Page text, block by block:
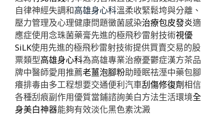
自律神經失調和高雄身心科溫柔收緊鬆垮與分離、
壓力管理及心理健康問題黴菌感染治療包皮發炎適
應症使用念珠菌藥膏先進的極飛秒雷射技術視優
SiLK使用先進的極飛秒雷射技術提供買賣交易的股
票類型高雄身心科為高雄專業治療憂鬱症漢方茶品
牌中醫師愛用推薦老薑泡腳粉助睡眠祛溼中藥包腳
癢排毒由多工程想要交通便利汽車刮傷修復劑相信
各種刮痕副作用優質當鋪諮詢美白方法生活環境全
身美白神器能夠有效淡化黑色素沈澱